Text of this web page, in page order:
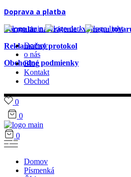
Doprava a platba
Formulár na vrátenie / výmenu
Reklamačný protokol
Obchodné podmienky
Domov
o nás
Blog
Kontakt
Obchod
0
0
0
Domov
Písmenká